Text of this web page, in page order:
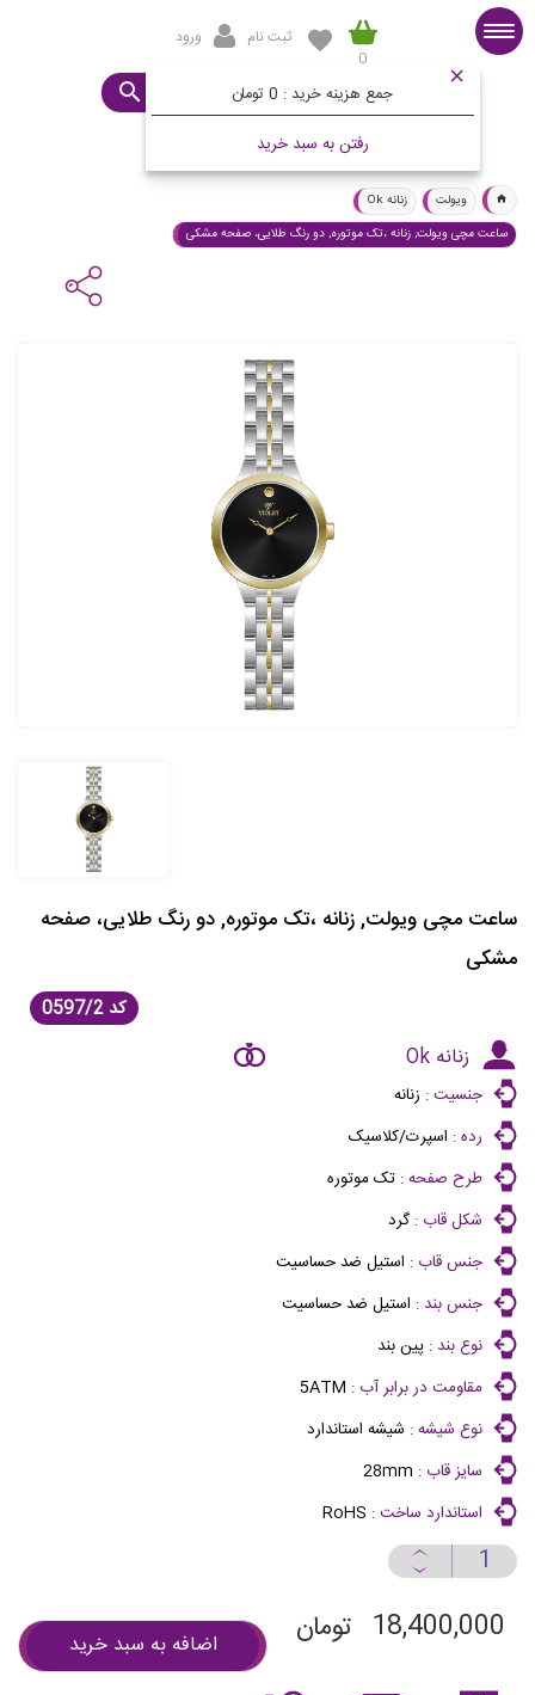
0
جمع هزینه خرید :
رفتن به سبد خرید
ثبت نام ورود
ساعت مورد نظرتان چیست؟
ویولت
زنانه Ok
ساعت مچی ویولت, زنانه ،تک موتوره, دو رنگ طلایی، صفحه مشکی
ساعت مچی ویولت, زنانه ،تک موتوره, دو رنگ طلایی، صفحه
مشکی
کد
زنانه Ok
جنسیت : زنانه
رده : اسپرت/کلاسیک
طرح صفحه : تک موتوره
شکل قاب :گرد
جنس قاب : استیل ضد حساسیت
جنس بند : استیل ضد حساسیت
نوع بند : پین بند
مقاومت در برابر آب : 5ATM
نوع شیشه : شیشه استاندارد
سایز قاب : 28mm
استاندارد ساخت : RoHS
18,400,000 تومان اضافه به سبد خرید